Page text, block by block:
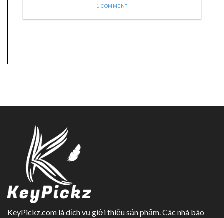
1 COMMENT
KeyPickz.com là dịch vụ giới thiệu sản phẩm. Các nhà báo